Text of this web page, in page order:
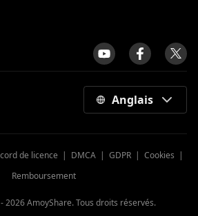
Anglais
de licence | DMCA| GDPR| Cookies |
Remboursement
2026AmoyShare. Tous droits réservés.